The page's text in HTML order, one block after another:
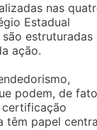
nas
Estadual
estruturadas
ação.
podem, de
certificação
têm papel